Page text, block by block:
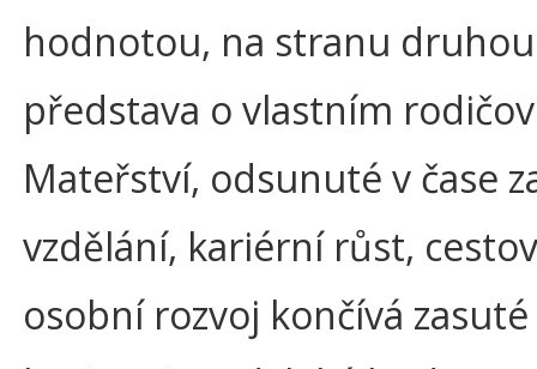
hodnotou, na stranu
představa o vlastním
Mateřství, odsunuté v čase
vzdělání, kariérní růst,
osobní rozvoj končívá zasuté